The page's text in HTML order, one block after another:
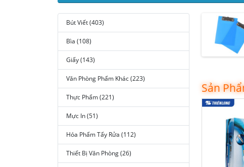
Bút Viết (403)
Bìa (108)
Giấy (143)
Văn Phòng Phẩm Khác (223)
Thực Phẩm (221)
Mực In (51)
Hóa Phẩm Tẩy Rửa (112)
Thiết Bị Văn Phòng (26)
Sản